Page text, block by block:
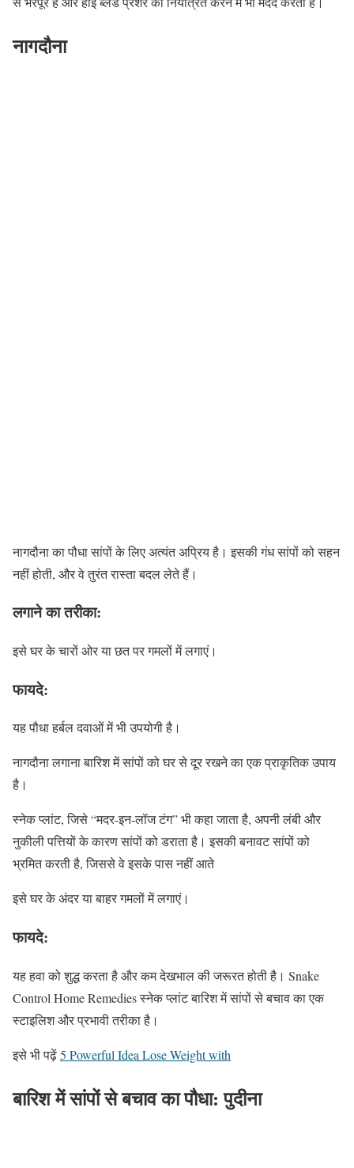
नागदौना
नागदौना का पौधा सांपों के लिए अत्यंत अप्रिय है। इसकी गंध सांपों को सहन
नहीं होती, और वे तुरंत रास्ता बदल लेते हैं।
लगाने का तरीका:
इसे घर के चारों ओर या छत पर गमलों में लगाएं।
फायदे:
यह पौधा हर्बल दवाओं में भी उपयोगी है।
नागदौना लगाना बारिश में सांपों को घर से दूर रखने का एक प्राकृतिक उपाय
है।
स्नेक प्लांट, जिसे “मदर-इन-लॉज टंग” भी कहा जाता है, अपनी लंबी और
नुकीली पत्तियों के कारण सांपों को डराता है। इसकी बनावट सांपों को
भ्रमित करती है, जिससे वे इसके पास नहीं आते
इसे घर के अंदर या बाहर गमलों में लगाएं।
फायदे:
यह हवा को शुद्ध करता है और कम देखभाल की जरूरत होती है। Snake
Control Home Remedies स्नेक प्लांट बारिश में सांपों से बचाव का एक
स्टाइलिश और प्रभावी तरीका है।
इसे भी पढ़ें5 Powerful Idea Lose Weight with
बारिश में सांपों से बचाव का पौधा: पुदीना